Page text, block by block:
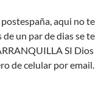
aqui no te
un par de dias se te
SI Dios
de celular por email.